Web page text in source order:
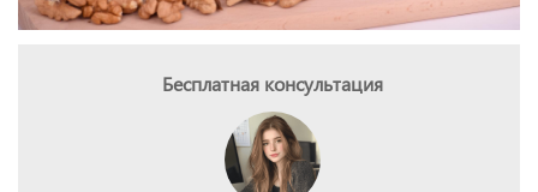
Бесплатная консультация